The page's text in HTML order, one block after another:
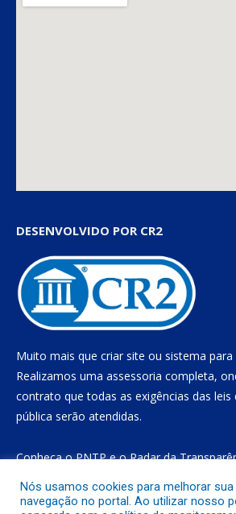
DESENVOLVIDO POR CR2
Muito mais que criar site ou sistema
Realizamos uma assessoria completa,
contrato que todas as exigências das leis
pública serão atendidas.
Conheça oPNTPe oRadar da
Nós usamos cookies para melhorar sua
navegação no portal. Ao utilizar nosso